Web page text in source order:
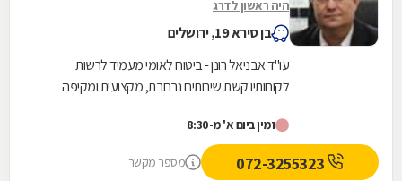
היה ראשון לדרג
בן סירא 19, ירושלים
עו"ד אבניאל רונן - ביטוח לאומי מעמיד לרשות
לקוחותיו קשת שירותים נרחבת, מקצועית ומקיפה
המוסד...
זמין ביום א' מ-8:30
מספר מקשר